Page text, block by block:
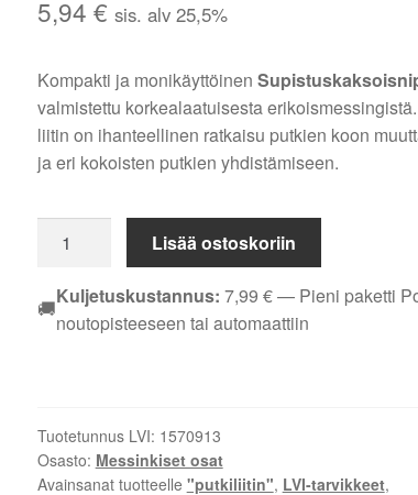
5,94 € sis. alv 25,5%
Kompakti ja monikäyttöinen
valmistettu korkealaatuisesta
liitin on ihanteellinen ratkaisu putkien koon
ja eri kokoisten putkien yhdistämiseen.
SUPISTUSKAKSOISNIPPA
DN
25X20
Lisää ostoskoriin
🚚Kuljetuskustannus: 7,99 €— Pieni paketti
noutopisteeseen tai automaattiin
Tuotetunnus LVI: 1570913
Osasto: Messinkiset osat
Avainsanat tuotteelle "putkiliitin", LVI-tarvikkeet,